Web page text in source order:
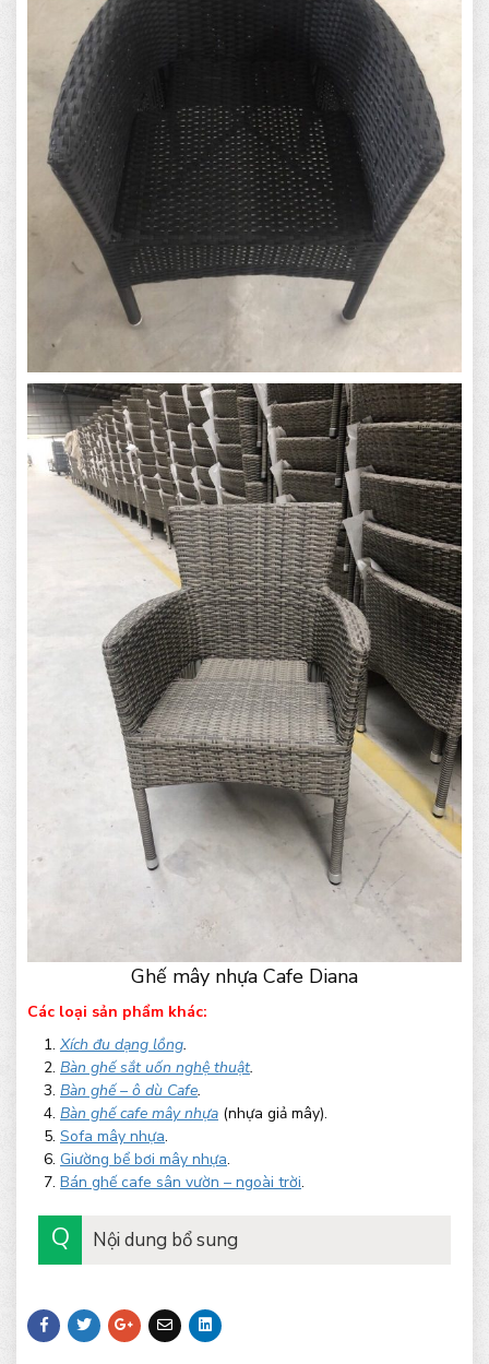
Ghế mây nhựa Cafe Diana
Các loại sản phẩm khác:
Xích đu dạng lồng.
Bàn ghế sắt uốn nghệ thuật.
Bàn ghế – ô dù Cafe.
Bàn ghế cafe mây nhựa (nhựa giả mây).
Sofa mây nhựa.
Giường bể bơi mây nhựa.
Bán ghế cafe sân vườn – ngoài trời.
Nội dung bổ sung